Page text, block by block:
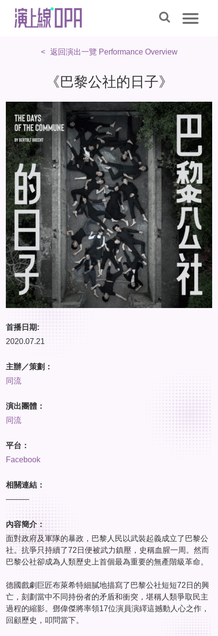
返回演出一覽 Performance Overview
《巴黎公社的日子》
首播日期:
2020.07.21
主辦／策劃：
同流
演出團體：
同流
平台：
Facebook
相關連結：
———
內容簡介：
面對政府及軍隊的暴政，巴黎人民以武裝起義成立了巴黎公
社。抗爭只持續了72日便被武力鎮壓，史稱血腥一周。然而
巴黎公社卻成為人類歷史上首個最為重要的無產階級革命。
德國戲劇巨匠布萊希特細膩地描寫了巴黎公社短短72日的興
亡，刻劃當中不同持份者的矛盾和衝突，堪稱人類爭取民主
過程的縮影。鄧偉傑將率領17位演員演繹這撼動人心之作，
回顧歷史，叩問當下。